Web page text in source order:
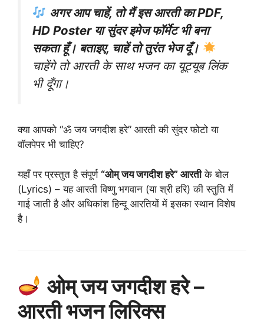
अगर आप चाहें, तो मैं इस आरती का PDF,
HD Poster या सुंदर इमेज फॉर्मेट भी बना
सकता हूँ। बताइए, चाहें तो तुरंत भेज दूँ।
चाहेंगे तो आरती के साथ भजन का यूट्यूब लिंक
भी दूँगा।
क्या आपको “ॐ जय जगदीश हरे” आरती की सुंदर फोटो या
वॉलपेपर भी चाहिए?
यहाँ पर प्रस्तुत है संपूर्ण “ओम् जय जगदीश हरे” आरतीके बोल
(Lyrics) – यह आरती विष्णु भगवान (या श्री हरि) की स्तुति में
गाई जाती है और अधिकांश हिन्दू आरतियों में इसका स्थान विशेष
है।
ओम् जय जगदीश हरे –
आरती भजन लिरिक्स